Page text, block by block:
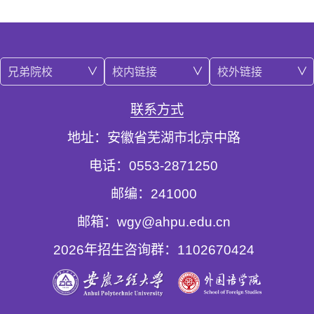
兄弟院校 校内链接 校外链接
联系方式
地址：安徽省芜湖市北京中路
电话：0553-2871250
邮编：241000
邮箱：wgy@ahpu.edu.cn
2026年招生咨询群：1102670424